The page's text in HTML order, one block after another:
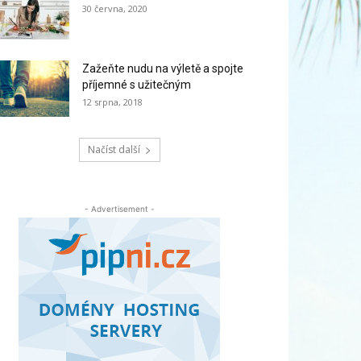
30 června, 2020
Zažeňte nudu na výletě a spojte
příjemné s užitečným
12 srpna, 2018
Načíst další
- Advertisement -